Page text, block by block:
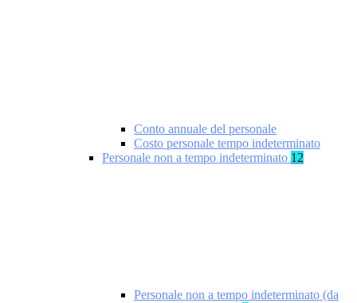
Conto annuale del personale
Costo personale tempo indeterminato
Personale non a tempo indeterminato 12
Personale non a tempo indeterminato (da